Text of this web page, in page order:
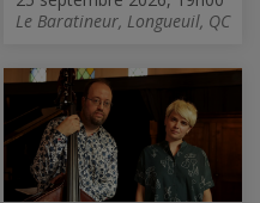
Le Baratineur, Longueuil, QC